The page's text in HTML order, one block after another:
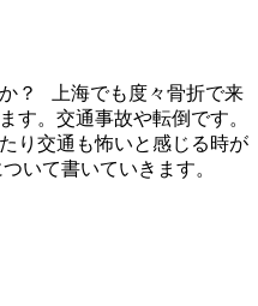
？ 上海でも度々骨折で来
す。交通事故や転倒です。
り交通も怖いと感じる時が
いて書いていきます。